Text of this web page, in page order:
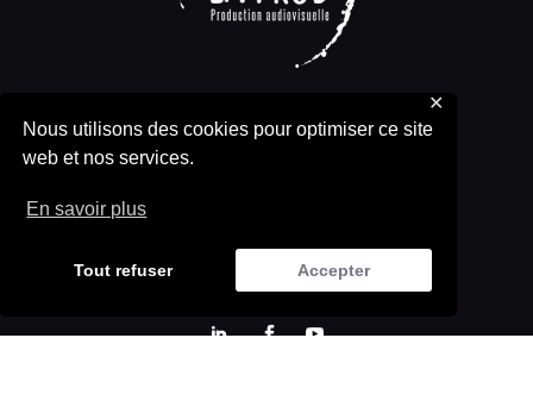
Nous utilisons des cookies pour optimiser ce site
web et nos services.
En savoir plus
Tout refuser Accepter
✕
ACCUEIL